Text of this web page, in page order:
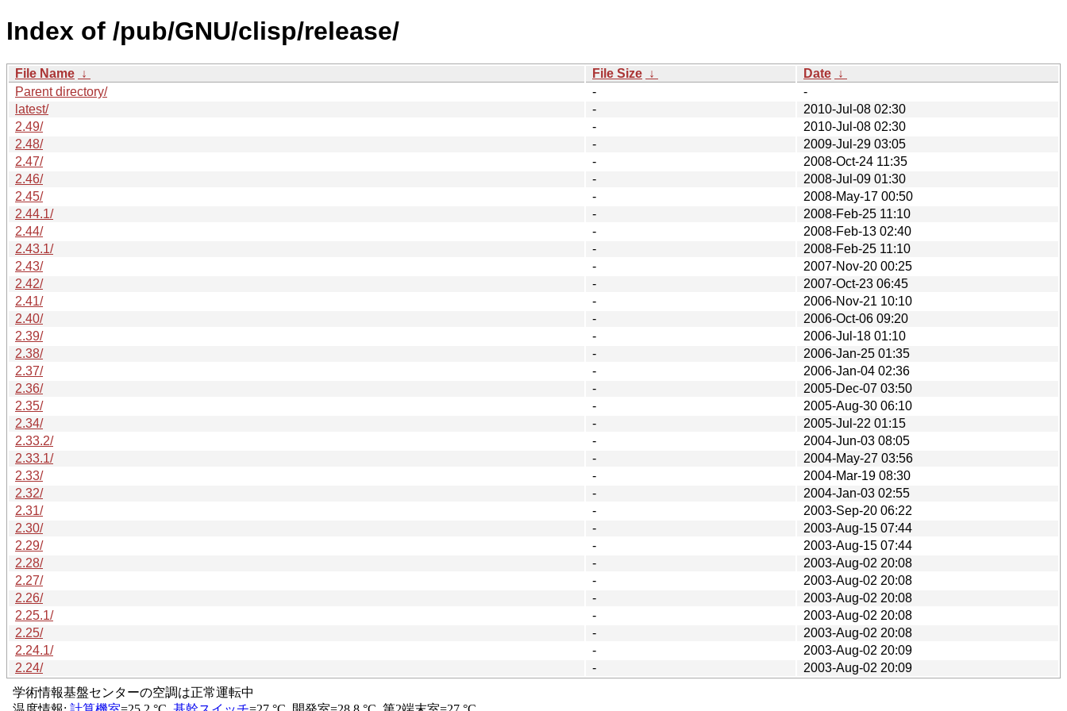
Index of /pub/GNU/clisp/release/
File Name ↓ File Size ↓ Date ↓
Parent directory/
-
-
latest/
-
2010-Jul-08 02:30
2.49/
-
2010-Jul-08 02:30
2.48/
-
2009-Jul-29 03:05
2.47/
-
2008-Oct-24 11:35
2.46/
-
2008-Jul-09 01:30
2.45/
-
2008-May-17 00:50
2.44.1/
-
2008-Feb-25 11:10
2.44/
-
2008-Feb-13 02:40
2.43.1/
-
2008-Feb-25 11:10
2.43/
-
2007-Nov-20 00:25
2.42/
-
2007-Oct-23 06:45
2.41/
-
2006-Nov-21 10:10
2.40/
-
2006-Oct-06 09:20
2.39/
-
2006-Jul-18 01:10
2.38/
-
2006-Jan-25 01:35
2.37/
-
2006-Jan-04 02:36
2.36/
-
2005-Dec-07 03:50
2.35/
-
2005-Aug-30 06:10
2.34/
-
2005-Jul-22 01:15
2.33.2/
-
2004-Jun-03 08:05
2.33.1/
-
2004-May-27 03:56
2.33/
-
2004-Mar-19 08:30
2.32/
-
2004-Jan-03 02:55
2.31/
-
2003-Sep-20 06:22
2.30/
-
2003-Aug-15 07:44
2.29/
-
2003-Aug-15 07:44
2.28/
-
2003-Aug-02 20:08
2.27/
-
2003-Aug-02 20:08
2.26/
-
2003-Aug-02 20:08
2.25.1/
-
2003-Aug-02 20:08
2.25/
-
2003-Aug-02 20:08
2.24.1/
-
2003-Aug-02 20:09
2.24/
- 2003-Aug-02 20:09